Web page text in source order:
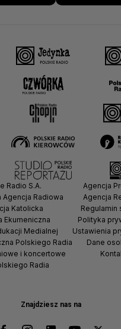
Znajdziesz nas na
Radio S.A.
Agencja Radiowa
Katolicka
Ekumeniczna
Medialnej
Polskiego Radia
i koncertowe
Radia
Agencja
Agencja
Regulamin
Polityka
Ustawienia
Dane